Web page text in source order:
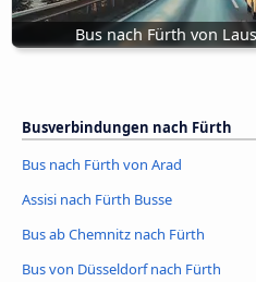
Bus nach Fürth von
Busverbindungen nach Fürth
Bus nach Fürth von Arad
Assisi nach Fürth Busse
Bus ab Chemnitz nach Fürth
Bus von Düsseldorf nach Fürth